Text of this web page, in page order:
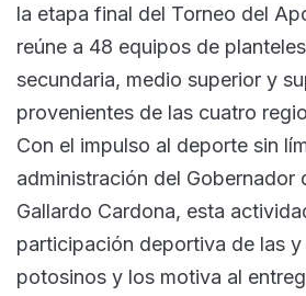
la etapa final del Torneo del
reúne a 48 equipos de
secundaria, medio superior y
provenientes de las cuatro
Con el impulso al deporte sin
administración del Gobernador
Gallardo Cardona, esta
participación deportiva de las
potosinos y los motiva al